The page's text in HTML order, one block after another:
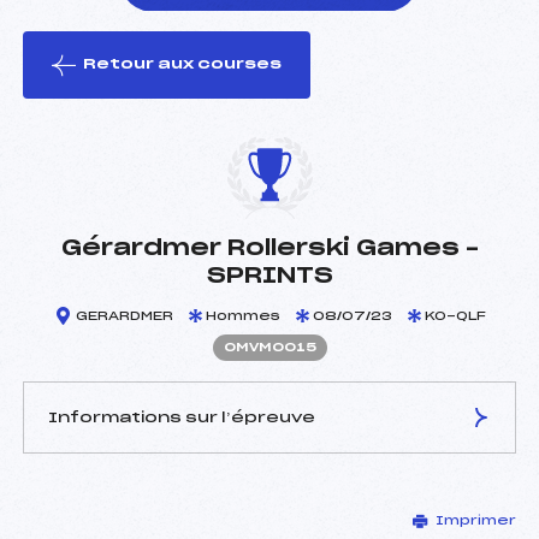
le ski
Retour aux courses
Gérardmer Rollerski Games –
SPRINTS
GERARDMER Hommes 08/07/23 KO-QLF
OMVM0015
Informations sur l’épreuve
WEIBEL JEREMY (MV)
Imprimer